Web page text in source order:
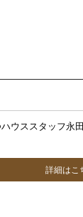
ウススタッフ永
詳細は